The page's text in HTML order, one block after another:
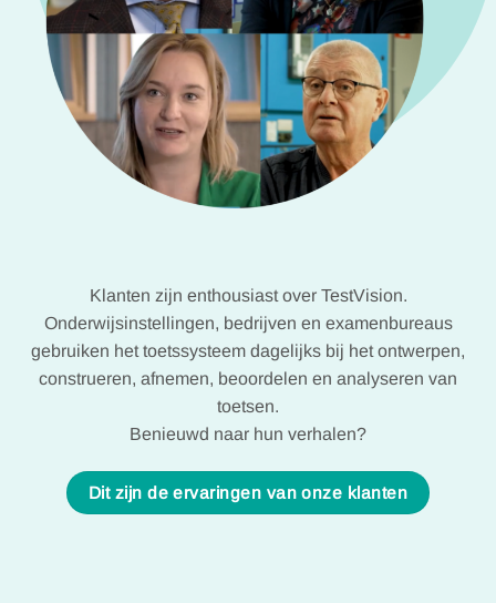
Klanten zijn enthousiast over TestVision.
Onderwijsinstellingen, bedrijven en examenbureaus
gebruiken het toetssysteem dagelijks bij het ontwerpen,
construeren, afnemen, beoordelen en analyseren van
toetsen.
Benieuwd naar hun verhalen?
Dit zijn de ervaringen van onze klanten